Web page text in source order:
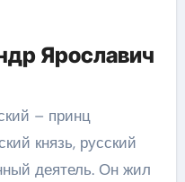
Ярославич
– принц
князь, русский
деятель. Он жил